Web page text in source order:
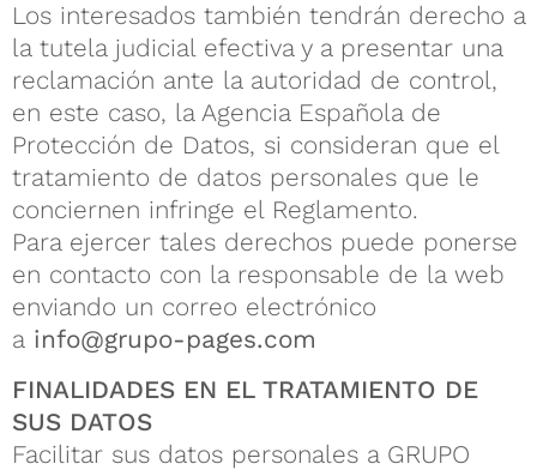
Los interesados también tendrán derecho a
la tutela judicial efectiva y a presentar una
reclamación ante la autoridad de control,
en este caso, la Agencia Española de
Protección de Datos, si consideran que el
tratamiento de datos personales que le
conciernen infringe el Reglamento.
Para ejercer tales derechos puede ponerse
en contacto con la responsable de la web
enviando un correo electrónico
a info@grupo-pages.com
FINALIDADES EN EL TRATAMIENTO DE
SUS DATOS
Facilitar sus datos personales a GRUPO